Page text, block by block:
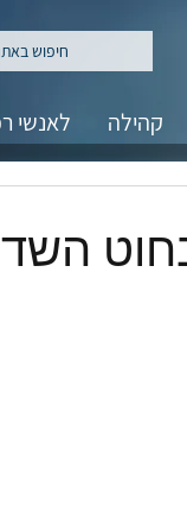
קהילה לאנשי